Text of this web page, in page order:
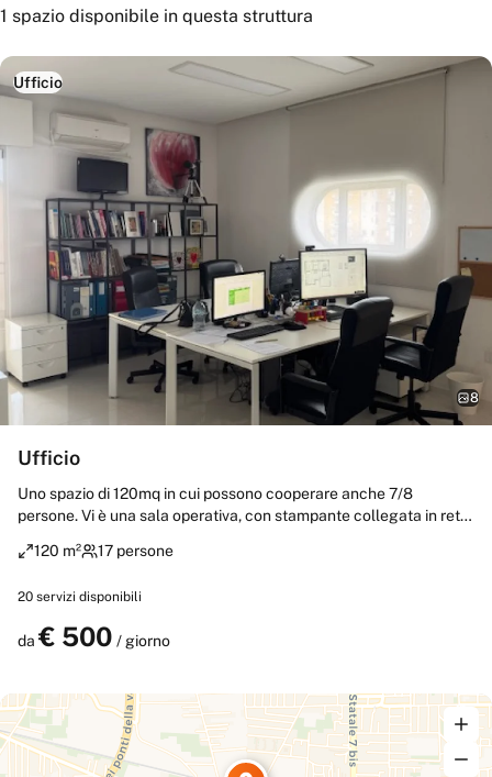
1 spazio disponibile in questa struttura
Ufficio
8
Ufficio
Uno spazio di 120mq in cui possono cooperare anche 7/8
persone. Vi è una sala operativa, con stampante collegata in rete,
riunione collegata ad un ufficio dirigenziale per 10 persone,
6/8 persone, una bouvette completa di piano cottura ed un bagno
in comune. Inoltre vi è uno spazio esterno arredato con divano,
con tavolo e sedie.
120 m² 17 persone
20 servizi disponibili
da € 500 / giorno